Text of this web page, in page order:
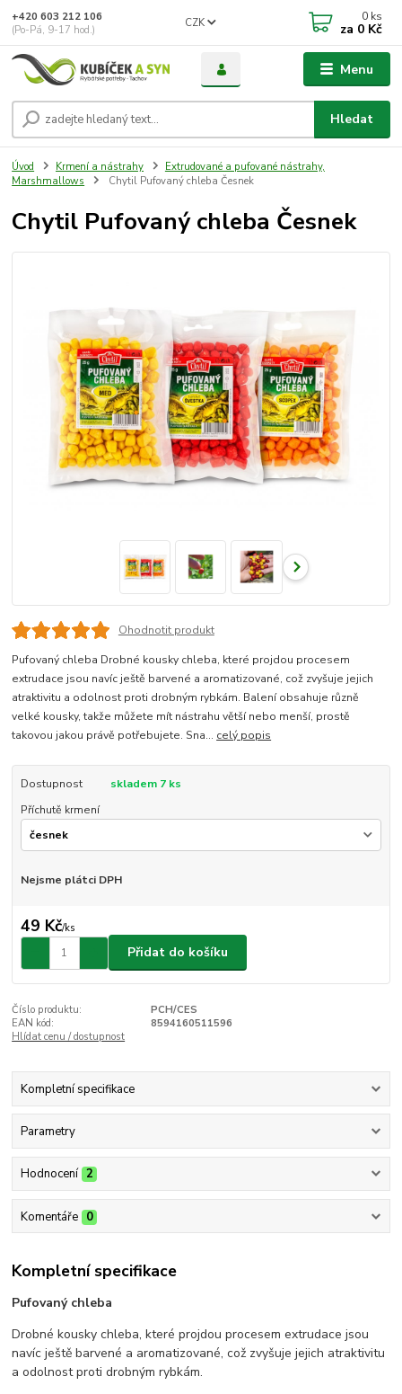
Menu
CZK
Hledat
+420 603 212 106
(Po-Pá, 9-17 hod.)
0 ks
za 0 Kč
Úvod Krmení a nástrahy
Extrudované a pufované nástrahy,
Marshmallows
Chytil Pufovaný chleba Česnek
Chytil Pufovaný chleba Česnek
Ohodnotit produkt
Pufovaný chleba Drobné kousky chleba, které projdou procesem
extrudace jsou navíc ještě barvené a aromatizované, což zvyšuje jejich
atraktivitu a odolnost proti drobným rybkám. Balení obsahuje různě
velké kousky, takže můžete mít nástrahu větší nebo menší, prostě
takovou jakou právě potřebujete. Sna... celý popis
Dostupnost
skladem 7 ks
Příchutě krmení
Nejsme plátci DPH
49 Kč/ks
Přidat do košíku
Číslo produktu:
PCH/CES
EAN kód:
8594160511596
Hlídat cenu / dostupnost
Kompletní specifikace
Parametry
Hodnocení 2
Komentáře 0
Kompletní specifikace
Pufovaný chleba
Drobné kousky chleba, které projdou procesem extrudace jsou
navíc ještě barvené a aromatizované, což zvyšuje jejich atraktivitu
a odolnost proti drobným rybkám.